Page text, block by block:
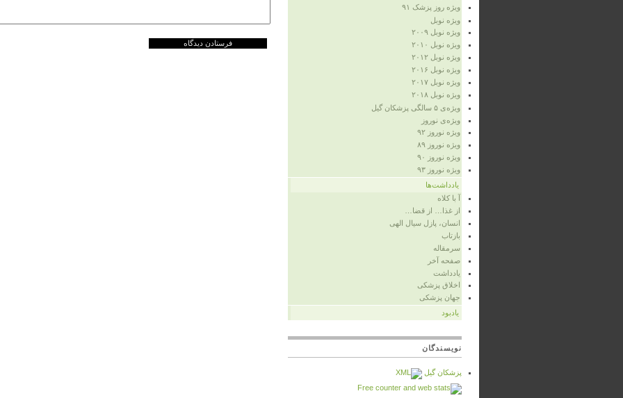
ویژه‌ روز پزشک ۹۱
ویژه‌ نوبل
ویژه‌ نوبل ۲۰۰۹
ویژه‌ نوبل ۲۰۱۰
ویژه‌ نوبل ۲۰۱۲
ویژه نوبل ۲۰۱۶
ویژه نوبل ۲۰۱۷
ویژه نوبل ۲۰۱۸
ویژه‌ی ۵ سالگی پزشکان گیل
ویژه‌ی نوروز
ویژه‌ نوروز ۹۲
ویژه‌ نوروز ۸۹
ویژه‌ نوروز ۹۰
ویژه‌ نوروز ۹۳
یادداشت‌ها
آ با کلاه
از غذا… از قضا…
انسان، پازل سیال الهی
بازتاب
سرمقاله
صفحه‌ آخر
یادداشت
اخلاق پزشکی
جهان پزشکی
یادبود
نویسندگان
پزشكان گيل